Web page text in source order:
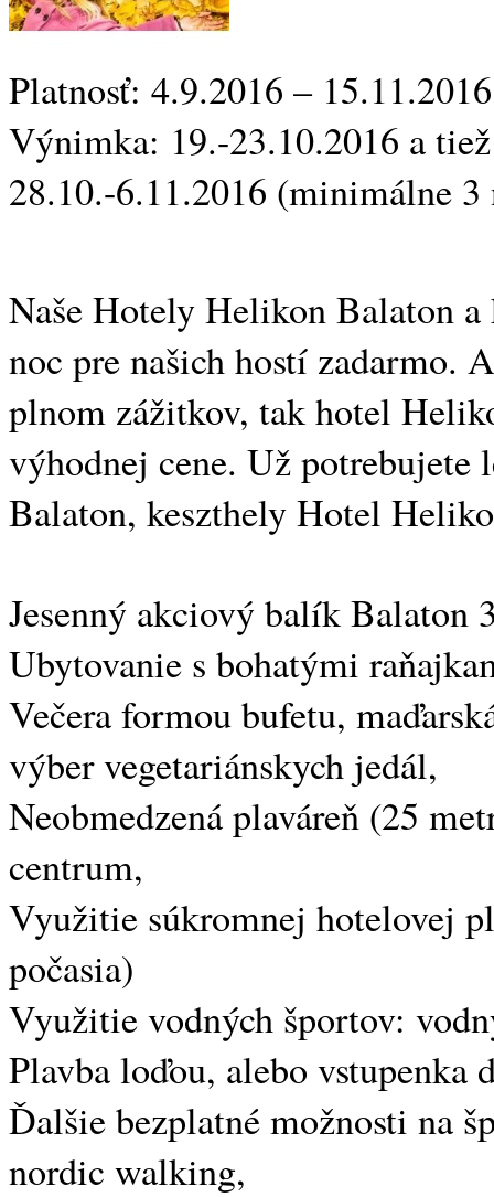
Platnosť: 4.9.2016 –
Výnimka: 19.-23.10.2016 a
28.10.-6.11.2016 (minimálne 3
Naše Hotely Helikon Balaton
noc pre našich hostí zadarmo.
plnom zážitkov, tak hotel
výhodnej cene. Už potrebujete
Balaton, keszthely Hotel
Jesenný akciový balík Balaton
Ubytovanie s bohatými
Večera formou bufetu,
výber vegetariánskych jedál,
Neobmedzená plaváreň (25
centrum,
Využitie súkromnej hotelovej
počasia)
Využitie vodných športov:
Plavba loďou, alebo vstupenka
Ďalšie bezplatné možnosti na
nordic walking,